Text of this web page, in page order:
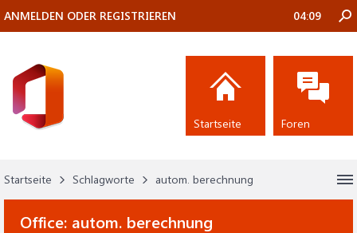
Startseite Schlagworte autom. berechnung
Office: autom. berechnung
ANMELDEN ODER REGISTRIEREN 04:09
Startseite Foren